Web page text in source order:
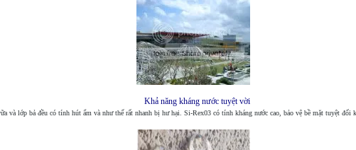
Khả năng kháng nước tuyệt vời
và lớp bả đều có tính hút ẩm và như thế rất nhanh bị hư hại. Si-Rex03 có tính kháng nước cao, bảo vệ bề mặt tuyệt